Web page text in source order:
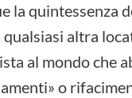
la quintessenza
qualsiasi altra
al mondo che
o